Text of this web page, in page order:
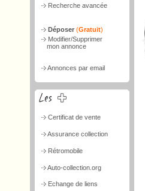
Recherche avancée
Déposer (Gratuit)
Modifier/Supprimer
mon annonce
Annonces par email
Certificat de vente
Assurance collection
Rétromobile
Auto-collection.org
Echange de liens